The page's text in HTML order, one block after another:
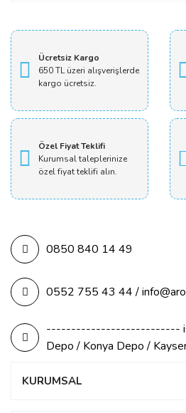
Ücretsiz Kargo
650 TL üzeri alışverişlerde
kargo ücretsiz.
Özel Fiyat Teklifi
Kurumsal taleplerinize
özel fiyat teklifi alın.
0850 840 14 49
0552 755 43 44 /
---------------------------
Depo / Konya Depo /
KURUMSAL